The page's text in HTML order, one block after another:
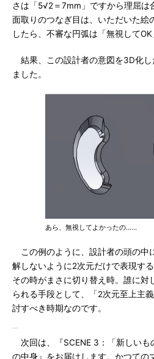
さは「5√2＝7mm」ですから理屈は
面取りのつなぎ目は、いただいた絵
したら、不審な円弧は「無視してOK
結果、この設計者の意図を3D化し
ました。
あら、無視してよかったの……
この例のように、設計者の頭の中
解しないように2次元だけで表現す
その時がまさに切り替え時。誰に対
られる手段として、「2次元至上主
討すべき時期なのです。
次回は、『SCENE 3：「新しいも
の中身』をお届けします。かつての